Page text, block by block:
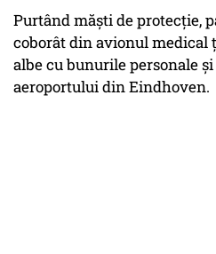
Purtând măști de protecție,
coborât din avionul medical
albe cu bunurile personale
aeroportului din Eindhoven.